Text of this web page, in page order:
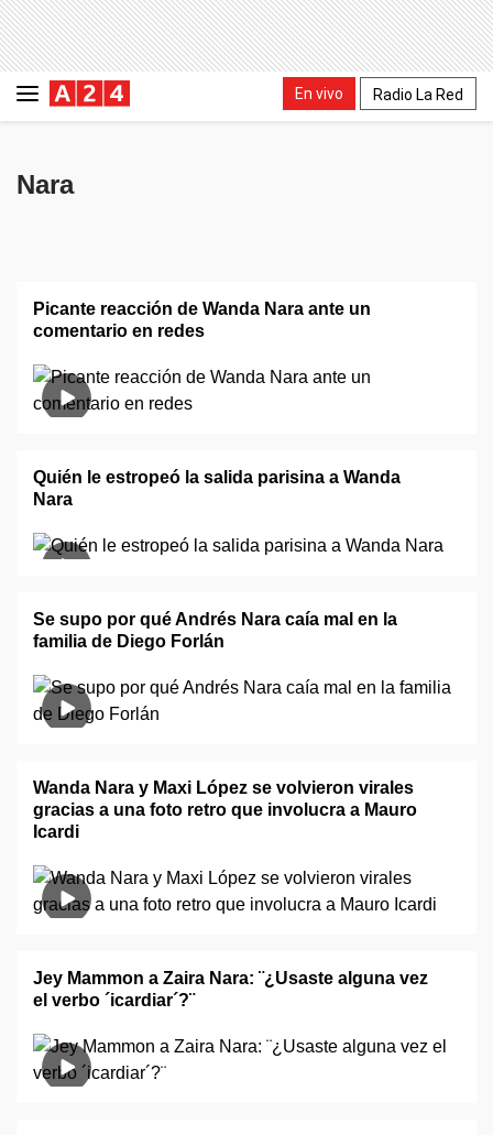
En vivo Radio La Red
Nara
Picante reacción de Wanda Nara ante un
comentario en redes
Quién le estropeó la salida parisina a Wanda
Nara
Se supo por qué Andrés Nara caía mal en la
familia de Diego Forlán
Wanda Nara y Maxi López se volvieron virales
gracias a una foto retro que involucra a Mauro
Icardi
Jey Mammon a Zaira Nara: ¨¿Usaste alguna vez
el verbo ´icardiar´?¨